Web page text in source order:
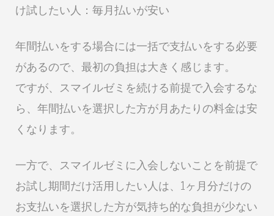
け試したい人：毎月払いが安い
年間払いをする場合には一括で支払いをする必要
があるので、最初の負担は大きく感じます。
ですが、スマイルゼミを続ける前提で入会するな
ら、年間払いを選択した方が月あたりの料金は安
くなります。
一方で、スマイルゼミに入会しないことを前提で
お試し期間だけ活用したい人は、1ヶ月分だけの
お支払いを選択した方が気持ち的な負担が少ない